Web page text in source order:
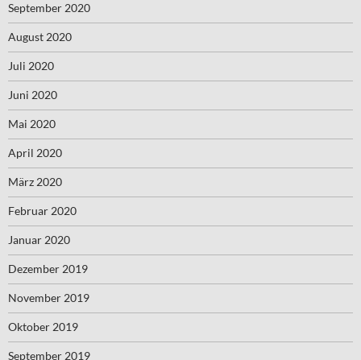
September 2020
August 2020
Juli 2020
Juni 2020
Mai 2020
April 2020
März 2020
Februar 2020
Januar 2020
Dezember 2019
November 2019
Oktober 2019
September 2019